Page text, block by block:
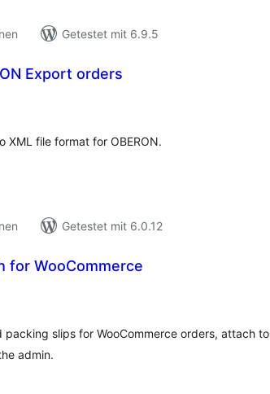
Getestet mit 6.9.5
Export orders
XML file format for OBERON.
Getestet mit 6.0.12
for WooCommerce
packing slips for WooCommerce orders, attach to
admin.